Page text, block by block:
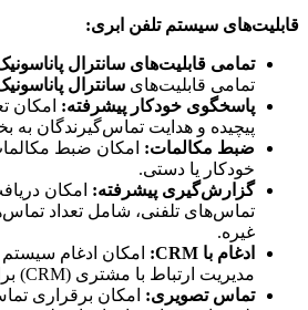
قابلیت‌های سیستم تلفن ابری:
تمامی قابلیت‌های سانترال
تمامی قابلیت‌های سانترال
پاسخگوی خودکار پیشرفته: امکان
پیچیده و هدایت تماس‌گیرندگان
ضبط مکالمات: امکان ضبط
خودکار یا دستی.
گزارش‌گیری پیشرفته: امکان
تماس‌های تلفنی، شامل تعداد
غیره.
ادغام با CRM:
امکان ادغام
مدیریت ارتباط با مشتری (CRM) برای بهبود خدمات مشتری.
تماس تصویری: امکان برقراری